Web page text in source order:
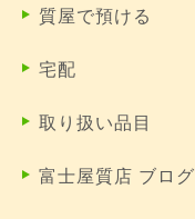
質屋で預ける
宅配
取り扱い品目
富士屋質店 ブログ